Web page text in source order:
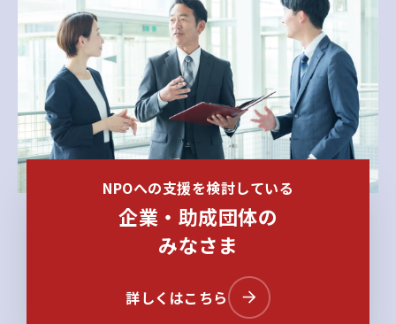
NPOへの支援を検討している
企業・助成団体の
みなさま
詳しくはこちら